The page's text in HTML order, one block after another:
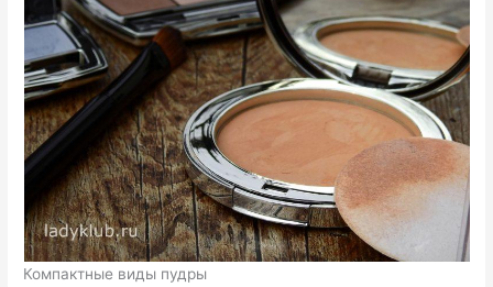
Компактные виды пудры